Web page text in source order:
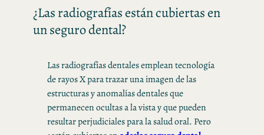
¿Las radiografías están cubiertas en
un seguro dental?
Las radiografías dentales emplean tecnología
de rayos X para trazar una imagen de las
estructuras y anomalías dentales que
permanecen ocultas a la vista y que pueden
resultar perjudiciales para la salud oral. Pero